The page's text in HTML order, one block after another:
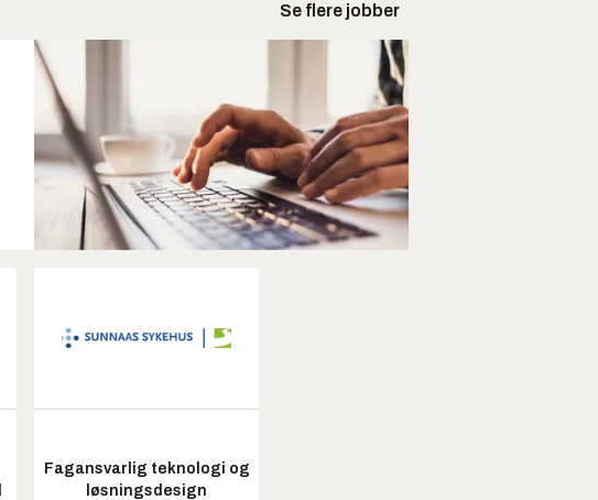
Se flere jobber
Fagansvarlig teknologi og
løsningsdesign